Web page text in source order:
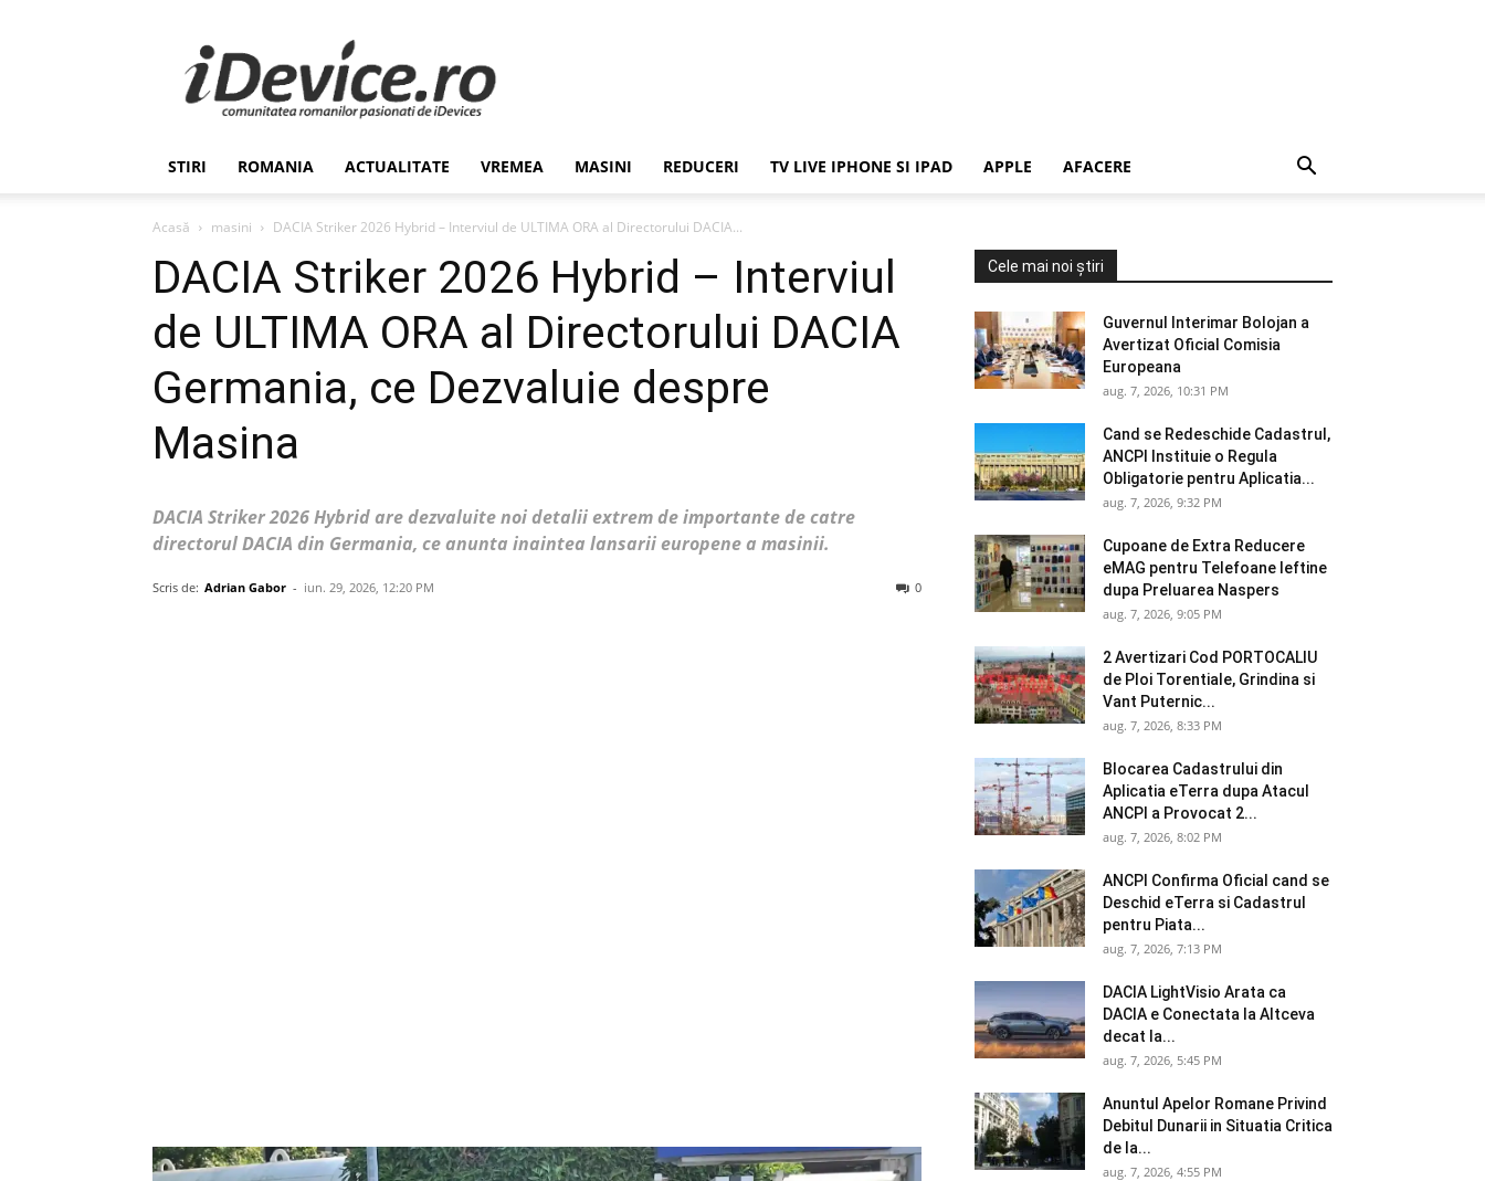
Stiri
de
Ultima
Ora
Romania,
Economie,
–
iDevice.ro
STIRI ROMANIA ACTUALITATE VREMEA MASINI REDUCERI TV LIVE IPHONE SI IPAD APPLE AFACERE
Acasă masini DACIA Striker 2026 Hybrid – Interviul de ULTIMA ORA al Directorului DACIA...
DACIA Striker 2026 Hybrid – Interviul
de ULTIMA ORA al Directorului DACIA
Germania, ce Dezvaluie despre
Masina
DACIA Striker 2026 Hybrid are dezvaluite noi detalii extrem de importante de catre
directorul DACIA din Germania, ce anunta inaintea lansarii europene a masinii.
Scris de: Adrian Gabor - iun. 29, 2026, 12:20 PM 0
Cele mai noi știri
Guvernul Interimar Bolojan a
Avertizat Oficial Comisia
Europeana
aug. 7, 2026, 10:31 PM
Cand se Redeschide Cadastrul,
ANCPI Instituie o Regula
Obligatorie pentru Aplicatia...
aug. 7, 2026, 9:32 PM
Cupoane de Extra Reducere
eMAG pentru Telefoane Ieftine
dupa Preluarea Naspers
aug. 7, 2026, 9:05 PM
2 Avertizari Cod PORTOCALIU
de Ploi Torentiale, Grindina si
Vant Puternic...
aug. 7, 2026, 8:33 PM
Blocarea Cadastrului din
Aplicatia eTerra dupa Atacul
ANCPI a Provocat 2...
aug. 7, 2026, 8:02 PM
ANCPI Confirma Oficial cand se
Deschid eTerra si Cadastrul
pentru Piata...
aug. 7, 2026, 7:13 PM
DACIA LightVisio Arata ca
DACIA e Conectata la Altceva
decat la...
aug. 7, 2026, 5:45 PM
Anuntul Apelor Romane Privind
Debitul Dunarii in Situatia Critica
de la...
aug. 7, 2026, 4:55 PM